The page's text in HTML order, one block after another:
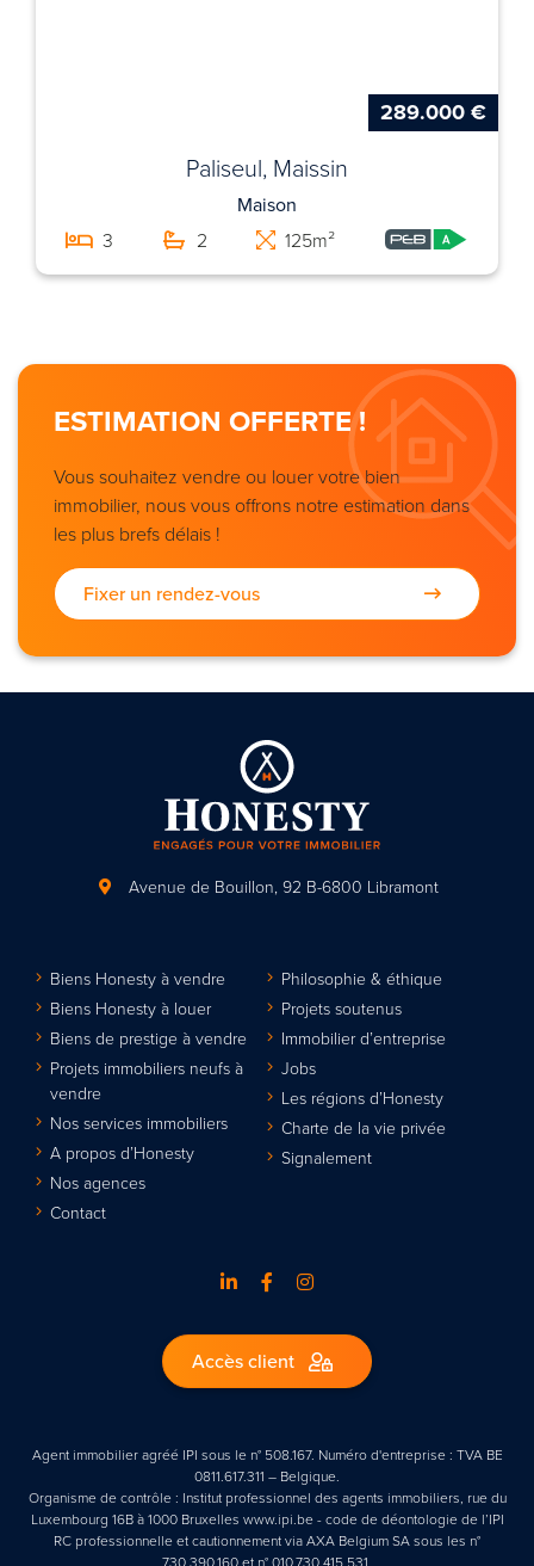
289.000 €
Paliseul, Maissin
Maison
3
2 125m²
ESTIMATION OFFERTE !
Vous souhaitez vendre ou louer votre bien
immobilier, nous vous offrons notre estimation dans
les plus brefs délais !
Fixer un rendez-vous
Avenue de Bouillon, 92 B-6800 Libramont
Biens Honesty à vendre
Biens Honesty à louer
Biens de prestige à vendre
Projets immobiliers neufs à
vendre
Nos services immobiliers
A propos d’Honesty
Nos agences
Contact
Philosophie & éthique
Projets soutenus
Immobilier d’entreprise
Jobs
Les régions d’Honesty
Charte de la vie privée
Signalement
Accès client
Agent immobilier agréé IPI sous le n° 508.167. Numéro d'entreprise : TVA BE
0811.617.311 – Belgique.
Organisme de contrôle : Institut professionnel des agents immobiliers, rue du
Luxembourg 16B à 1000 Bruxelles www.ipi.be - code de déontologie de l’IPI
RC professionnelle et cautionnement via AXA Belgium SA sous les n°
730.390.160 et n° 010.730 415.531.